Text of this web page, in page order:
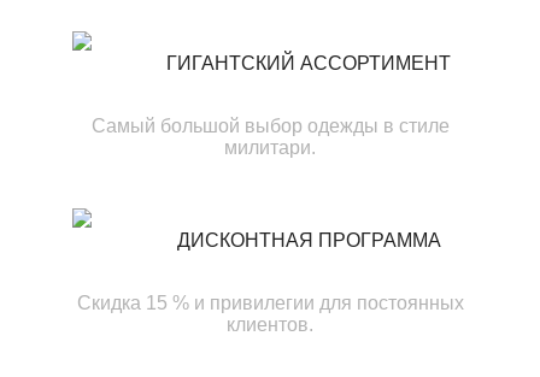
ГИГАНТСКИЙ АССОРТИМЕНТ
Самый большой выбор одежды в стиле
милитари.
ДИСКОНТНАЯ ПРОГРАММА
Скидка 15 % и привилегии для постоянных
клиентов.